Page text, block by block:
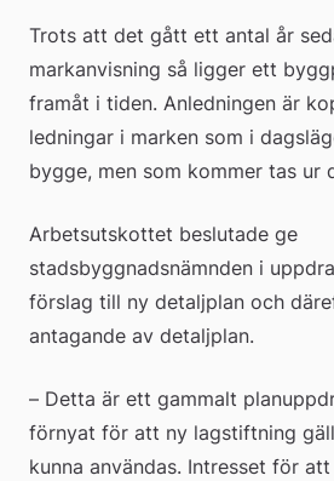
Trots att det gått ett antal år
markanvisning så ligger ett
framåt i tiden. Anledningen är
ledningar i marken som i
bygge, men som kommer tas ur
Arbetsutskottet beslutade ge
stadsbyggnadsnämnden i
förslag till ny detaljplan och
antagande av detaljplan.
– Detta är ett gammalt
förnyat för att ny lagstiftning
kunna användas. Intresset för